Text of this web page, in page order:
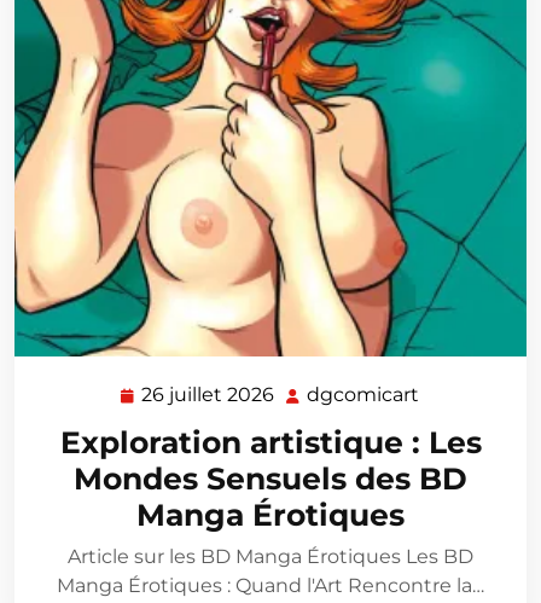
26 juillet 2026 26
juillet
2026
dgcomicart
Exploration artistique : Les
Mondes Sensuels des BD
Manga Érotiques
Article sur les BD Manga Érotiques Les BD
Manga Érotiques : Quand l'Art Rencontre la…